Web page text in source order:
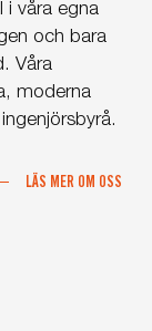
i våra egna
och bara
Våra
moderna
LÄS MER OM OSS